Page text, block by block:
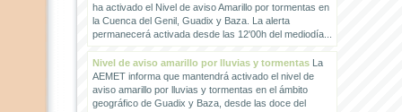
ha activado el Nivel de aviso Amarillo por tormentas en
la Cuenca del Genil, Guadix y Baza. La alerta
permanecerá activada desde las 12'00h del mediodía...
Nivel de aviso amarillo por lluvias y tormentasLa
AEMET informa que mantendrá activado el nivel de
aviso amarillo por lluvias y tormentas en el ámbito
geográfico de Guadix y Baza, desde las doce del